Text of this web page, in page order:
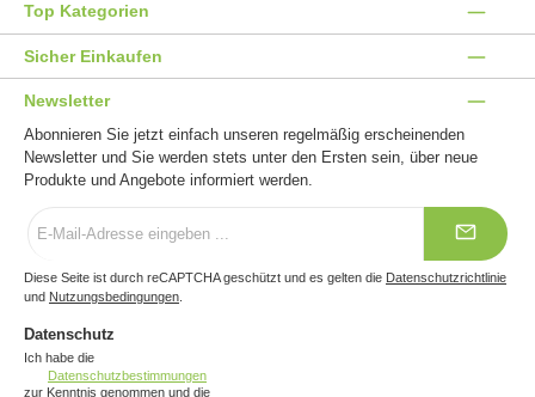
Top Kategorien
Sicher Einkaufen
Newsletter
Abonnieren Sie jetzt einfach unseren regelmäßig erscheinenden
Newsletter und Sie werden stets unter den Ersten sein, über neue
Produkte und Angebote informiert werden.
Mail-
Diese Seite ist durch reCAPTCHA geschützt und es gelten die Datenschutzrichtlinie
und Nutzungsbedingungen
Datenschutz
Ich habe die
Datenschutzbestimmungen
zur Kenntnis genommen und die